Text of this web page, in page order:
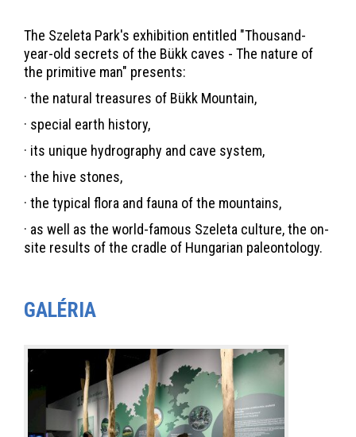
The Szeleta Park's exhibition entitled "Thousand-
year-old secrets of the Bükk caves - The nature of
the primitive man" presents:
· the natural treasures of Bükk Mountain,
· special earth history,
· its unique hydrography and cave system,
· the hive stones,
· the typical flora and fauna of the mountains,
· as well as the world-famous Szeleta culture, the on-
site results of the cradle of Hungarian paleontology.
GALÉRIA